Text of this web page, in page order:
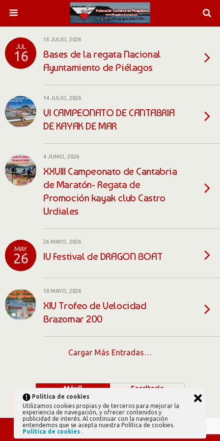
Política de cookies
Utilizamos cookies propias y de terceros para mejorar la
experiencia de navegación, y ofrecer contenidos y
publicidad de interés. Al continuar con la navegación
entendemos que se acepta nuestra Política de cookies.
Política de cookies .
JUL
16
16 JULIO, 2026
Bases de la regata Nacional
Ayuntamiento de Piélagos
14 JULIO, 2026
VI CAMPEONATO DE CANTABRIA
DE KAYAK DE MAR
4 JUNIO, 2026
XXVIII Campeonato de Cantabria
de Maratón- Regata de
Promoción kayak club Castro
Urdiales
MAY
26
26 MAYO, 2026
IV Festival de DRAGON BOAT
10 MAYO, 2026
XIV Trofeo de Velocidad
Brazomar 200
Cargar Más Entradas…
Móvil Escritorio